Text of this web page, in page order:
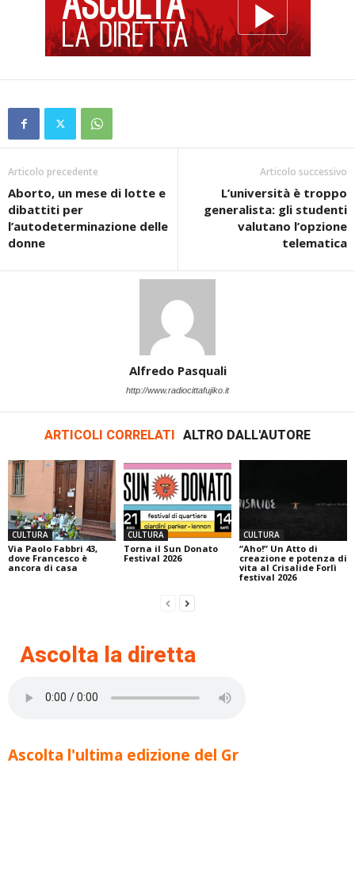
Articolo precedente
Aborto, un mese di lotte e
dibattiti per
l’autodeterminazione delle
donne
Articolo successivo
L’università è troppo
generalista: gli studenti
valutano l’opzione
telematica
Alfredo Pasquali
http://www.radiocittafujiko.it
ARTICOLI CORRELATI ALTRO DALL'AUTORE
CULTURA
Via Paolo Fabbri 43,
dove Francesco è
ancora di casa
CULTURA
Torna il Sun Donato
Festival 2026
CULTURA
“Aho!” Un Atto di
creazione e potenza di
vita al Crisalide Forlì
festival 2026
Ascolta la diretta
Ascolta l'ultima edizione del Gr